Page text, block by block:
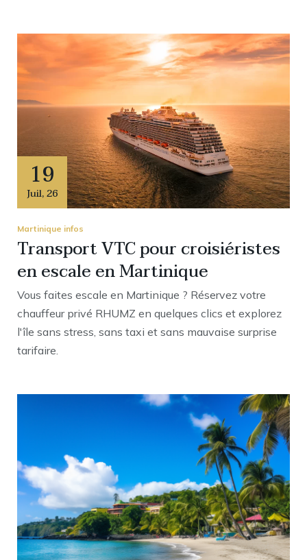
19
Juil,26
Martinique infos
Transport VTC pour croisiéristes
en escale en Martinique
Vous faites escale en Martinique ? Réservez votre
chauffeur privé RHUMZ en quelques clics et explorez
l'île sans stress, sans taxi et sans mauvaise surprise
tarifaire.